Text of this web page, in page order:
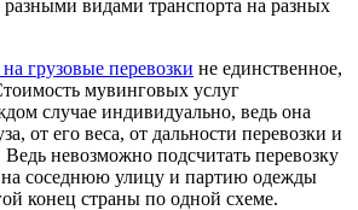
разными видами транспорта на разных
грузовые перевозки не единственное,
мувинговых услуг
случае индивидуально, ведь она
от его веса, от дальности перевозки и
Ведь невозможно подсчитать перевозку
на соседнюю улицу и партию одежды
конец страны по одной схеме.